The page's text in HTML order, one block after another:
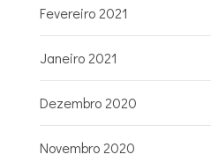
Fevereiro 2021
Janeiro 2021
Dezembro 2020
Novembro 2020